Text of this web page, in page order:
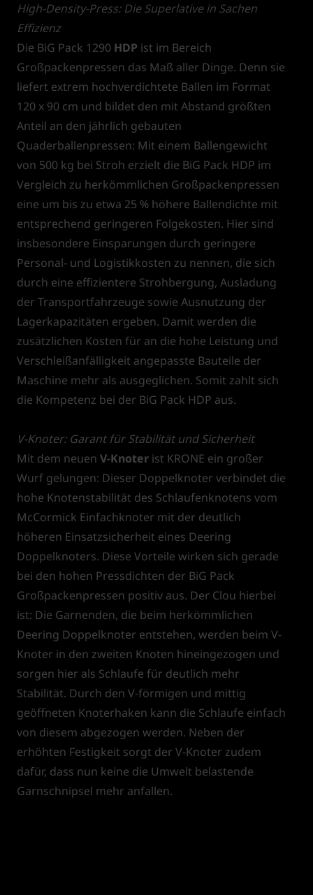
High-Density-Press: Die Superlative in Sachen
Effizienz
Die BiG Pack 1290 HDP ist im Bereich
Großpackenpressen das Maß aller Dinge. Denn sie
liefert extrem hochverdichtete Ballen im Format
120 x 90 cm und bildet den mit Abstand größten
Anteil an den jährlich gebauten
Quaderballenpressen: Mit einem Ballengewicht
von 500 kg bei Stroh erzielt die BiG Pack HDP im
Vergleich zu herkömmlichen Großpackenpressen
eine um bis zu etwa 25 % höhere Ballendichte mit
entsprechend geringeren Folgekosten. Hier sind
insbesondere Einsparungen durch geringere
Personal- und Logistikkosten zu nennen, die sich
durch eine effizientere Strohbergung, Ausladung
der Transportfahrzeuge sowie Ausnutzung der
Lagerkapazitäten ergeben. Damit werden die
zusätzlichen Kosten für an die hohe Leistung und
Verschleißanfälligkeit angepasste Bauteile der
Maschine mehr als ausgeglichen. Somit zahlt sich
die Kompetenz bei der BiG Pack HDP aus.
V-Knoter: Garant für Stabilität und Sicherheit
Mit dem neuen V-Knoter ist KRONE ein großer
Wurf gelungen: Dieser Doppelknoter verbindet die
hohe Knotenstabilität des Schlaufenknotens vom
McCormick Einfachknoter mit der deutlich
höheren Einsatzsicherheit eines Deering
Doppelknoters. Diese Vorteile wirken sich gerade
bei den hohen Pressdichten der BiG Pack
Großpackenpressen positiv aus. Der Clou hierbei
ist: Die Garnenden, die beim herkömmlichen
Deering Doppelknoter entstehen, werden beim V-
Knoter in den zweiten Knoten hineingezogen und
sorgen hier als Schlaufe für deutlich mehr
Stabilität. Durch den V-förmigen und mittig
geöffneten Knoterhaken kann die Schlaufe einfach
von diesem abgezogen werden. Neben der
erhöhten Festigkeit sorgt der V-Knoter zudem
dafür, dass nun keine die Umwelt belastende
Garnschnipsel mehr anfallen.